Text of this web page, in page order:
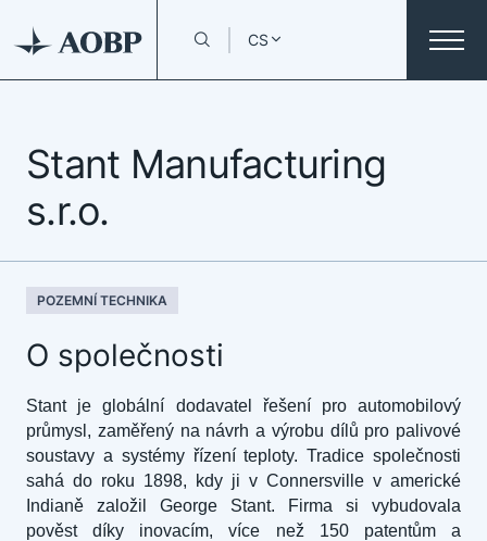
CS
Stant Manufacturing
s.r.o.
POZEMNÍ TECHNIKA
O společnosti
Stant je globální dodavatel řešení pro automobilový
průmysl, zaměřený na návrh a výrobu dílů pro palivové
soustavy a systémy řízení teploty. Tradice společnosti
sahá do roku 1898, kdy ji v Connersville v americké
Indianě založil George Stant. Firma si vybudovala
pověst díky inovacím, více než 150 patentům a